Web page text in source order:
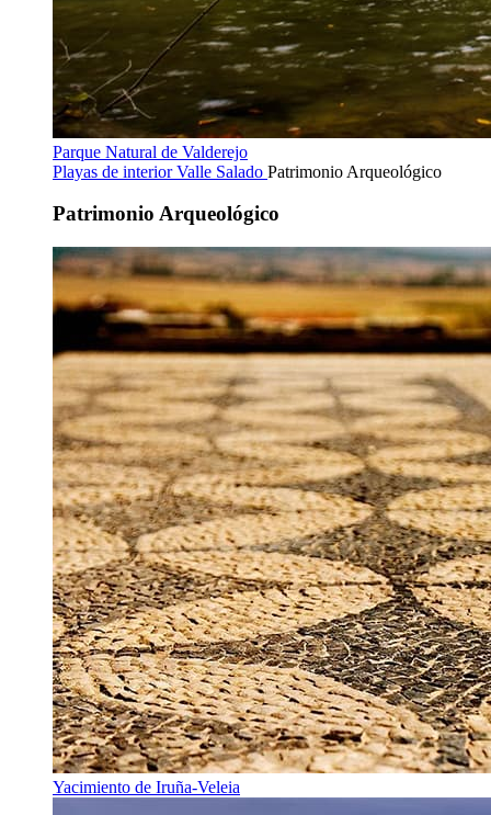
Parque Natural de Valderejo
Playas de interiorValle Salado Patrimonio Arqueológico
Patrimonio Arqueológico
Yacimiento de Iruña-Veleia